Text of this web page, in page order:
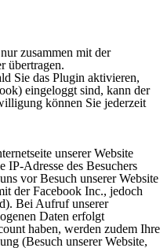
zusammen mit der
übertragen.
Sie das Plugin aktivieren,
eingeloggt sind, kann der
können Sie jederzeit
unserer Website
IP-Adresse des Besuchers
vor Besuch unserer Website
der Facebook Inc., jedoch
Bei Aufruf unserer
Daten erfolgt
haben, werden zudem Ihre
(Besuch unserer Website,